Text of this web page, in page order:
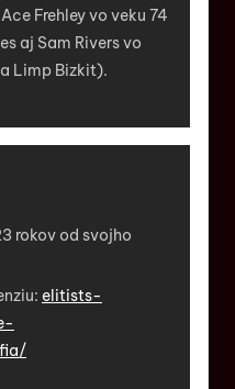
Frehley vo veku 74
aj Sam Rivers vo
Limp Bizkit).
rokov od svojho
elitists-